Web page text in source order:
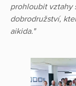
prohloubit vztahy
dobrodružství,
aikida."